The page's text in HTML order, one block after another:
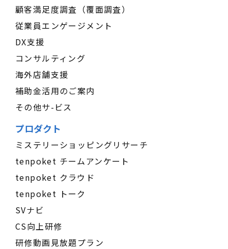
顧客満足度調査（覆面調査）
従業員エンゲージメント
DX支援
コンサルティング
海外店舗支援
補助金活用のご案内
その他サ-ビス
プロダクト
ミステリーショッピングリサーチ
tenpoket チームアンケート
tenpoket クラウド
tenpoket トーク
SVナビ
CS向上研修
研修動画見放題プラン